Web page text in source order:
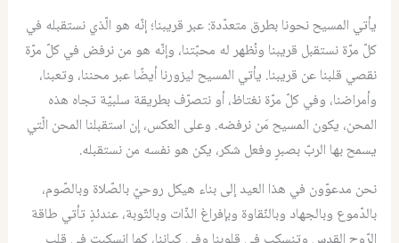
يأتي المسيح نحونا بطرق متعدّدة: عبر قريبنا؛ إنّه هو الّذي نستقبله في
كلّ مرّة نستقبل قريبنا ونُظهر له محبّتنا، وإنّه هو من نرفض في كلّ مرّة
نقصي قلبنا عن قريبنا. يأتي المسيح ليزورنا أيضًا عبر محننا، وتعبنا،
وأمراضنا، وفي كلّ مرّة نغتاظ، أو نتصرّف بطريقة سلبيّة تجاه هذه
المحن، يكون المسيح مَن نرفضه. وعلى العكس، إن استقبلنا المحن الّتي
يسمح بها الربّ بصبرٍ وفعل شكر، يكن هو نفسه من نستقبله.
نحن مدعوّون في هذا العيد إلى بناء هيكل روحيّ بالصّلاة وبالصّوم،
بالدّموع وبالجهاد وبالنّقاوة وبإفراغ الذّات وبالتّوبة، عندئذٍ تأتي طاقة